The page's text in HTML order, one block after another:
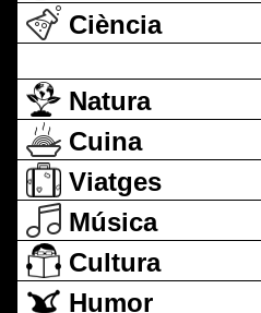
Ciència
Natura
Cuina
Viatges
Música
Cultura
Humor